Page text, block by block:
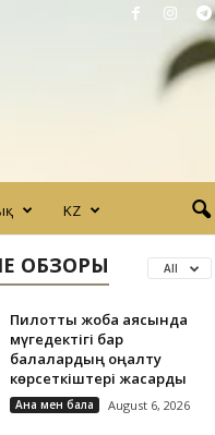
KZ
ОБЗОРЫ All
Пилоттық жоба аясында
мүгедектігі бар
балалардың оңалту
көрсеткіштері жақсарды
Ана мен бала August 6, 2026